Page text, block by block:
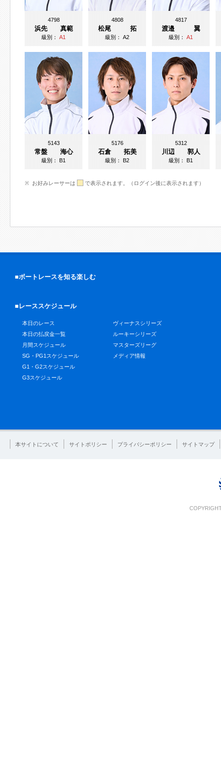
4798
浜先 真範
級別：A1
4808
松尾 拓
級別：A2
4817
渡邉 翼
級別：A1
5143
常盤 海心
級別：B1
5176
石倉 拓美
級別：B2
5312
川辺 郭人
級別：B1
お好みレーサーは で表示されます。（ログイン後に表示されます）
■ボートレースを知る楽しむ
■レーススケジュール
本日のレース
本日の払戻金一覧
月間スケジュール
SG・PG1スケジュール
G1・G2スケジュール
G3スケジュール
ヴィーナスシリーズ
ルーキーシリーズ
マスターズリーグ
メディア情報
本サイトについて サイトポリシー プライバシーポリシー サイトマップ